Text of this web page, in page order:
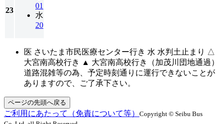
23
01
水
20
医 さいたま市民医療センター行き 水 水判土止まり △
大宮南高校行き ▲ 大宮南高校行き（加茂川団地通過）
道路混雑等の為、予定時刻通りに運行できないことが
ありますので、ご了承下さい。
ページの先頭へ戻る
ご利用にあたって（免責について等） Copyright © Seibu Bus